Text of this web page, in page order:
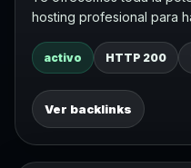
hosting profesional para
activo HTTP 200
Ver backlinks